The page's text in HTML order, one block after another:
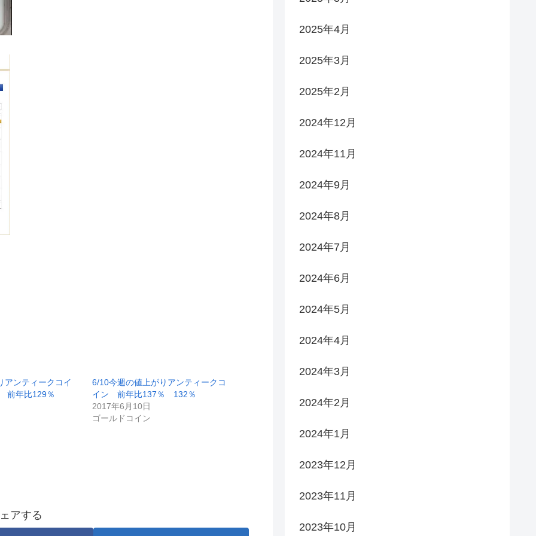
アンティークコイ
年比129％
6/10今週の値上がりアンティークコ
イン 前年比137％ 132％
2017年6月10日
ゴールドコイン
アする
2025年4月
2025年3月
2025年2月
2024年12月
2024年11月
2024年9月
2024年8月
2024年7月
2024年6月
2024年5月
2024年4月
2024年3月
2024年2月
2024年1月
2023年12月
2023年11月
2023年10月